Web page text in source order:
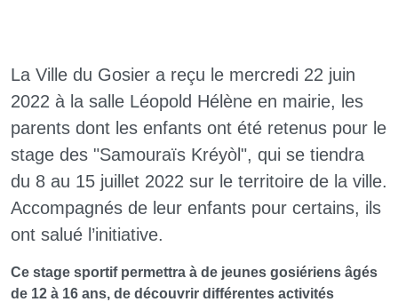
La Ville du Gosier a reçu le mercredi 22 juin
2022 à la salle Léopold Hélène en mairie, les
parents dont les enfants ont été retenus pour le
stage des "Samouraïs Kréyòl", qui se tiendra
du 8 au 15 juillet 2022 sur le territoire de la ville.
Accompagnés de leur enfants pour certains, ils
ont salué l’initiative.
Ce stage sportif permettra à de jeunes gosiériens âgés
de 12 à 16 ans, de découvrir différentes activités